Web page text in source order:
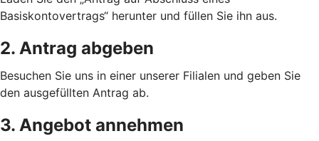
Basiskontovertrags“ herunter und füllen Sie ihn aus.
2. Antrag abgeben
Besuchen Sie uns in einer unserer Filialen und geben Sie
den ausgefüllten Antrag ab.
3. Angebot annehmen